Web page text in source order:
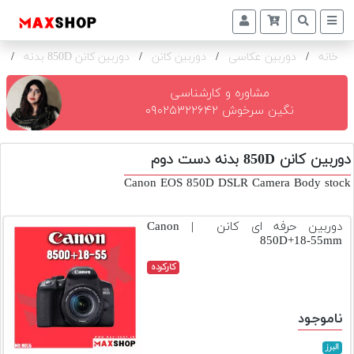
دوربین
و
تجهیزات
و
اکسسوری
دوم
اجاره
دوربین
و
خانه / دوربین عکاسی / دوربین کانن / دوربین کانن 850D بدنه /
مشاوره و کارشناسی
نگین سرخوش ۰۹۰۲۵۳۲۲۶۴۲
دوربین کانن 850D بدنه دست دوم
Canon EOS 850D DSLR Camera Body stock
دوربین حرفه ای کانن | Canon
850D+18-55mm
کارکرده
ناموجود
البرز